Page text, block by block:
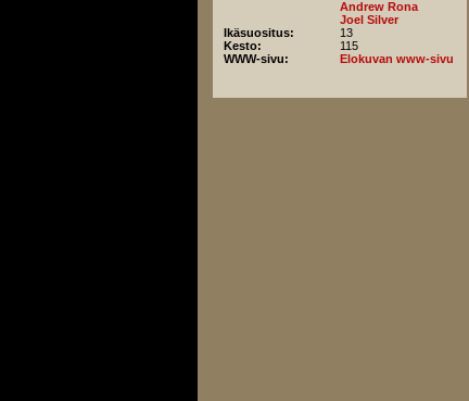
Andrew Rona
Joel Silver
Ikäsuositus:
13
Kesto:
115
WWW-sivu:
Elokuvan www-sivu